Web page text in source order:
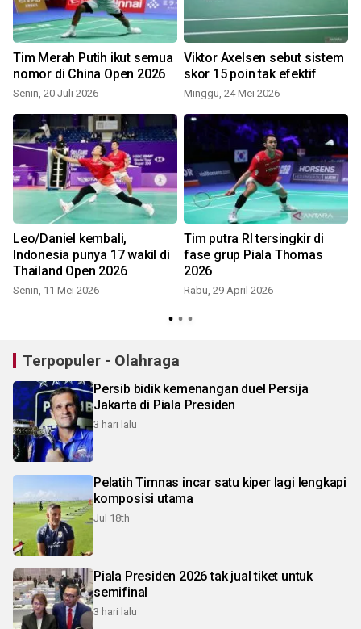
Tim Merah Putih ikut semua
nomor di China Open 2026
Senin, 20 Juli 2026
Viktor Axelsen sebut sistem
skor 15 poin tak efektif
Minggu, 24 Mei 2026
Leo/Daniel kembali,
Indonesia punya 17 wakil di
Thailand Open 2026
Senin, 11 Mei 2026
Tim putra RI tersingkir di
fase grup Piala Thomas
2026
Rabu, 29 April 2026
Terpopuler - Olahraga
Persib bidik kemenangan duel Persija
Jakarta di Piala Presiden
3 hari lalu
Pelatih Timnas incar satu kiper lagi lengkapi
komposisi utama
Jul 18th
Piala Presiden 2026 tak jual tiket untuk
semifinal
3 hari lalu